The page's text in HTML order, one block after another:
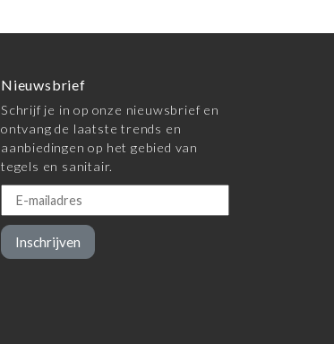
Nieuwsbrief
Schrijf je in op onze nieuwsbrief en
ontvang de laatste trends en
aanbiedingen op het gebied van
tegels en sanitair.
Inschrijven